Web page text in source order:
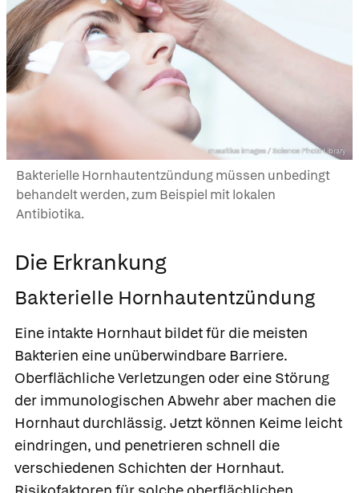
mauritius images / Science Photo Library
Bakterielle Hornhautentzündung müssen unbedingt
behandelt werden, zum Beispiel mit lokalen
Antibiotika.
Die Erkrankung
Bakterielle Hornhautentzündung
Eine intakte Hornhaut bildet für die meisten
Bakterien eine unüberwindbare Barriere.
Oberflächliche Verletzungen oder eine Störung
der immunologischen Abwehr aber machen die
Hornhaut durchlässig. Jetzt können Keime leicht
eindringen, und penetrieren schnell die
verschiedenen Schichten der Hornhaut.